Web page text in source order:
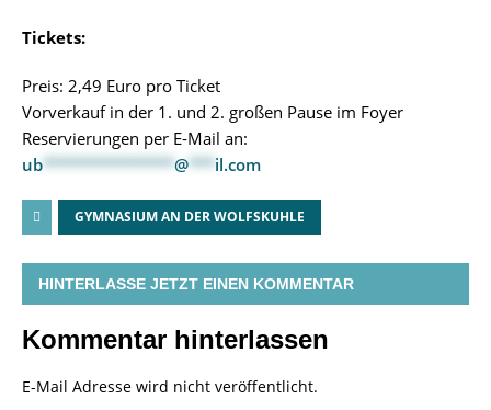
Tickets:
Preis: 2,49 Euro pro Ticket
Vorverkauf in der 1. und 2. großen Pause im Foyer
Reservierungen per E-Mail an:
ub***************@***il.com
GYMNASIUM AN DER WOLFSKUHLE
HINTERLASSE JETZT EINEN KOMMENTAR
Kommentar hinterlassen
E-Mail Adresse wird nicht veröffentlicht.